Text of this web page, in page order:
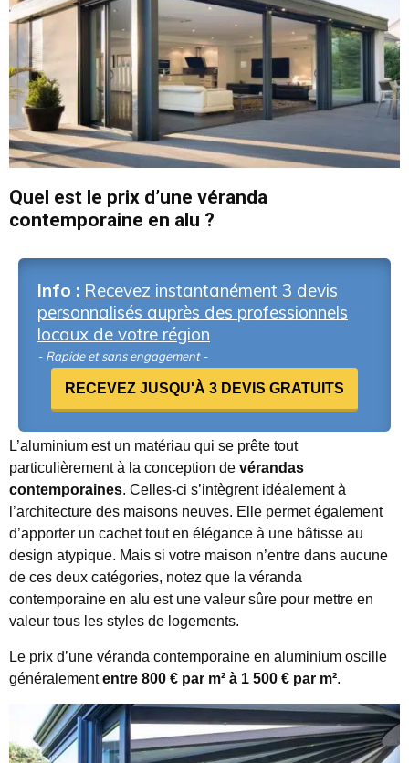
Quel est le prix d’une véranda
contemporaine en alu ?
Info : Recevez instantanément 3 devis
personnalisés auprès des professionnels
locaux de votre région
- Rapide et sans engagement -
RECEVEZ JUSQU'À 3 DEVIS GRATUITS
L’aluminium est un matériau qui se prête tout
particulièrement à la conception de vérandas
contemporaines. Celles-ci s’intègrent idéalement à
l’architecture des maisons neuves. Elle permet également
d’apporter un cachet tout en élégance à une bâtisse au
design atypique. Mais si votre maison n’entre dans aucune
de ces deux catégories, notez que la véranda
contemporaine en alu est une valeur sûre pour mettre en
valeur tous les styles de logements.
Le prix d’une véranda contemporaine en aluminium oscille
généralemententre 800 € par m² à 1 500 € par m².